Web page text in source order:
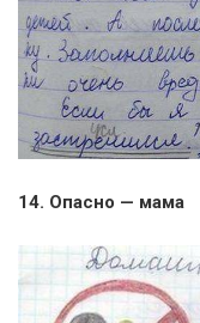
14. Опасно — мама